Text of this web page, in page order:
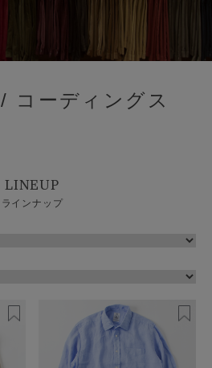
/ コーディングス
LINEUP
ラインナップ